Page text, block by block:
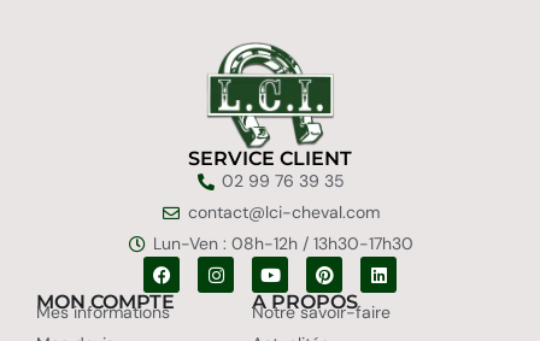
SERVICE CLIENT
02 99 76 39 35
contact@lci-cheval.com
Lun-Ven : 08h-12h / 13h30-17h30
MON COMPTE
Mes informations
A PROPOS
Notre savoir-faire